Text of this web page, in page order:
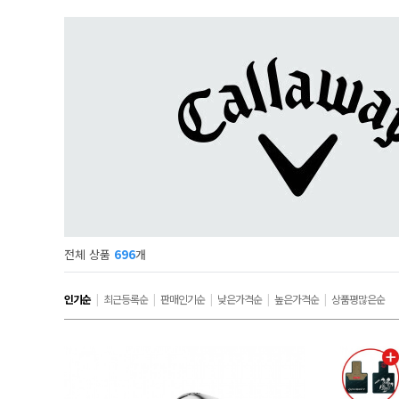
전체 상품 696개
인기순 | 최근등록순| 판매인기순| 낮은가격순| 높은가격순| 상품평많은순